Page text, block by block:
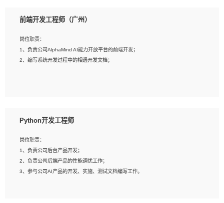
8、有良好的文档编写能力和沟通能力，有RHCE证书优先
岗位要求：
2、熟悉产品及需求规划工具，如:Axure、Xmind、MS Project等；
3、具备良好的交流协调能力，有较强的责任感、工作积极主动；
4、有较强的系统需求分析、文档编写能力、沟通能力；
前端开发工程师（广州）
岗位职责：
1、负责公司AlphaMind AI能力开放平台的前端开发；
2、编写系统开发过程中的相遇开发文档；
3、熟悉react/vue/angular任何一种前端框架，熟悉react优先；
5、善于沟通，具有团队意识；
Python开发工程师
岗位职责：
1、负责公司后台产品开发；
2、负责公司后端产品的性能调优工作；
3、参与公司AI产品的开发、实施、测试文档编写工作。